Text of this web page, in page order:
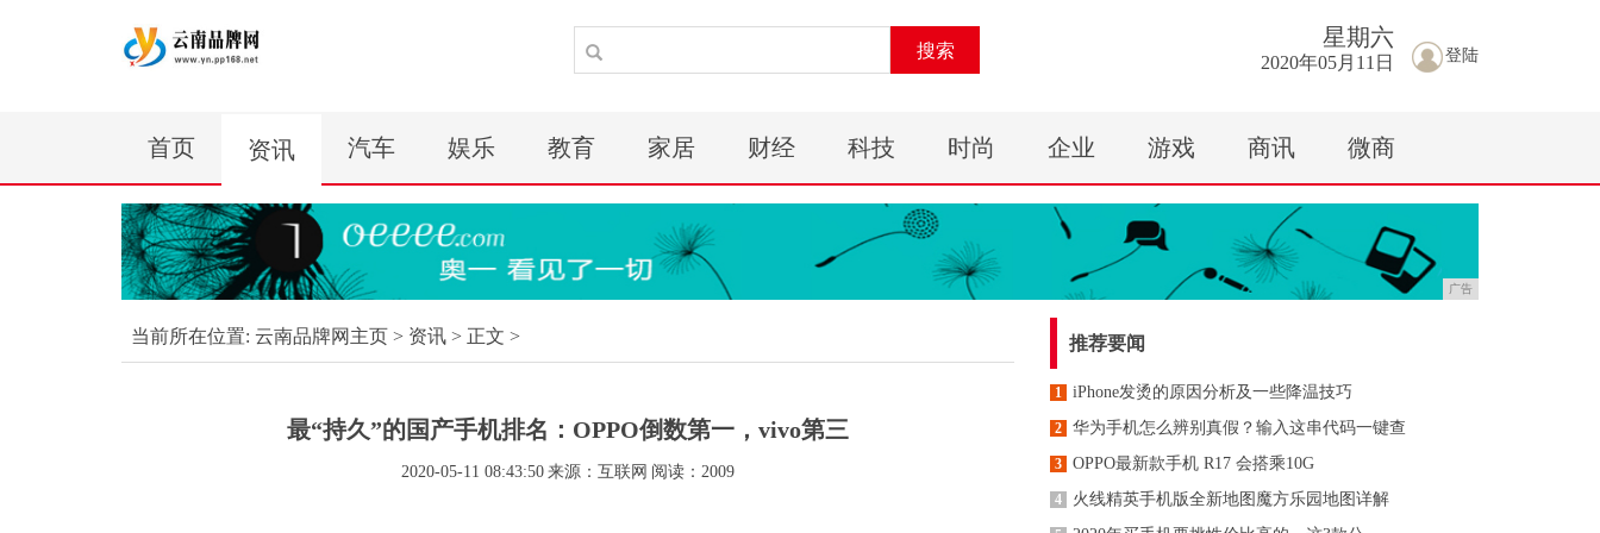
搜索 登陆
星期六
2020年05月11日
首页 资讯 汽车 娱乐 教育 家居 财经 科技 时尚 企业 游戏 商讯 微商
广告
当前所在位置: 云南品牌网主页 > 资讯 > 正文 >
最“持久”的国产手机排名：OPPO倒数第一，vivo第三
2020-05-11 08:43:50 来源：互联网 阅读：2009
推荐要闻
1 iPhone发烫的原因分析及一些降温技巧
2 华为手机怎么辨别真假？输入这串代码一键查
3 OPPO最新款手机 R17 会搭乘10G
4 火线精英手机版全新地图魔方乐园地图详解